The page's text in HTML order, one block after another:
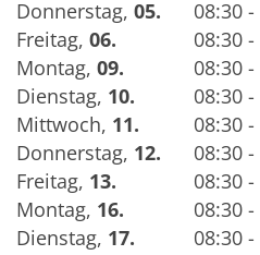
Donnerstag, 05.
08:30
Freitag, 06.
08:30
Montag, 09.
08:30
Dienstag, 10.
08:30
Mittwoch, 11.
08:30
Donnerstag, 12.
08:30
Freitag, 13.
08:30
Montag, 16.
08:30
Dienstag, 17.
08:30